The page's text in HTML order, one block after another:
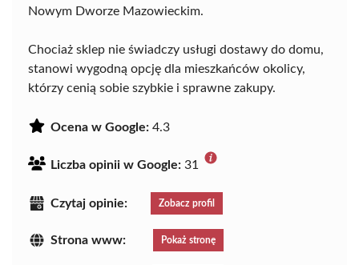
Nowym Dworze Mazowieckim.
Chociaż sklep nie świadczy usługi dostawy do domu,
stanowi wygodną opcję dla mieszkańców okolicy,
którzy cenią sobie szybkie i sprawne zakupy.
Ocena w Google: 4.3
Liczba opinii w Google: 31
Czytaj opinie: Zobacz profil
Strona www: Pokaż stronę